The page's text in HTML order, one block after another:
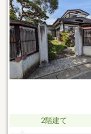
2階建て